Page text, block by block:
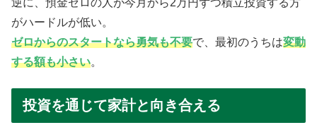
逆に、預金ゼロの人が今月から2万円ずつ積立投資する方
がハードルが低い。
ゼロからのスタートなら勇気も不要で、最初のうちは変動
する額も小さい。
投資を通じて家計と向き合える